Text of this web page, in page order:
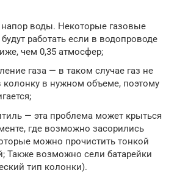
воды. Некоторые газовые
работать если в водопроводе
чем 0,35 атмосфер;
газа — в таком случае газ не
колонку в нужном объеме, поэтому
— эта проблема может крыться
где возможно засорились
можно прочистить тонкой
Также возможно сели батарейки
тип колонки).